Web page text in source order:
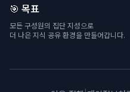
🎯 목표
모든 구성원의 집단 지성으로
더 나은 지식 공유 환경을 만들어갑니다.